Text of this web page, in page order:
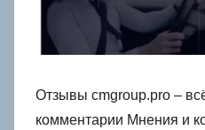
Отзывы cmgroup.pro –
комментарии Мнения и